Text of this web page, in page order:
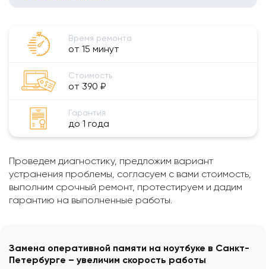
Время ремонта
от 15 минут
Стоимость
от 390 ₽
Гарантия
до 1 года
Проведем диагностику, предложим вариант
устранения проблемы, согласуем с вами стоимость,
выполним срочный ремонт, протестируем и дадим
гарантию на выполненные работы.
Замена оперативной памяти на ноутбуке в Санкт-
Петербурге – увеличим скорость работы